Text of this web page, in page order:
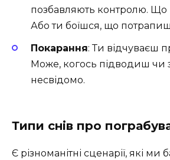
позбавляють контролю.
Або ти боїшся, що потрапиш
Покарання: Ти відчуваєш
Може, когось підводиш чи
несвідомо.
Типи снів про
Є різноманітні сценарії, які ми